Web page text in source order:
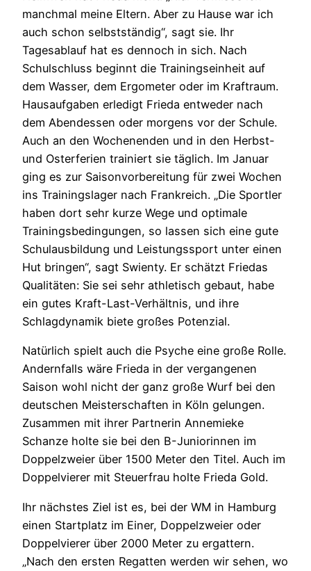
manchmal meine Eltern. Aber zu Hause war ich
auch schon selbstständig“, sagt sie. Ihr
Tagesablauf hat es dennoch in sich. Nach
Schulschluss beginnt die Trainingseinheit auf
dem Wasser, dem Ergometer oder im Kraftraum.
Hausaufgaben erledigt Frieda entweder nach
dem Abendessen oder morgens vor der Schule.
Auch an den Wochenenden und in den Herbst-
und Osterferien trainiert sie täglich. Im Januar
ging es zur Saisonvorbereitung für zwei Wochen
ins Trainingslager nach Frankreich. „Die Sportler
haben dort sehr kurze Wege und optimale
Trainingsbedingungen, so lassen sich eine gute
Schulausbildung und Leistungssport unter einen
Hut bringen“, sagt Swienty. Er schätzt Friedas
Qualitäten: Sie sei sehr athletisch gebaut, habe
ein gutes Kraft-Last-Verhältnis, und ihre
Schlagdynamik biete großes Potenzial.
Natürlich spielt auch die Psyche eine große Rolle.
Andernfalls wäre Frieda in der vergangenen
Saison wohl nicht der ganz große Wurf bei den
deutschen Meisterschaften in Köln gelungen.
Zusammen mit ihrer Partnerin Annemieke
Schanze holte sie bei den B-Juniorinnen im
Doppelzweier über 1500 Meter den Titel. Auch im
Doppelvierer mit Steuerfrau holte Frieda Gold.
Ihr nächstes Ziel ist es, bei der WM in Hamburg
einen Startplatz im Einer, Doppelzweier oder
Doppelvierer über 2000 Meter zu ergattern.
„Nach den ersten Regatten werden wir sehen, wo